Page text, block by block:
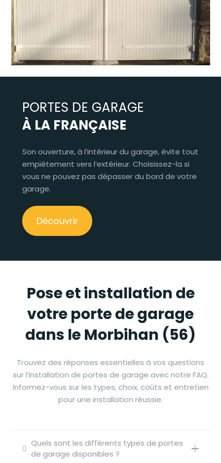
PORTES DE GARAGE
À LA FRANÇAISE
Son ouverture, à l’intérieur du garage, évite tout
empiètement vers l’extérieur. Choisissez-la si
vous ne pouvez pas dépasser du bord de votre
garage.
Découvrir
Pose et installation de
votre porte de garage
dans le Morbihan (56)
Trouvez des réponses essentielles à vos questions
sur l’installation de portes de garage avec notre FAQ.
Informez-vous sur les types, choix, coûts et entretien
pour une installation réussie.
Quels sont les différents types de portes
de garage disponibles ?